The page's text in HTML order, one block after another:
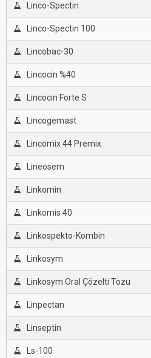
Linco-Spectin
Linco-Spectin 100
Lincobac-30
Lincocin %40
Lincocin Forte S
Lincogemast
Lincomix 44 Premix
Lineosem
Linkomin
Linkomis 40
Linkospekto-Kombin
Linkosym
Linkosym Oral Çözelti Tozu
Linpectan
Linseptin
Ls-100